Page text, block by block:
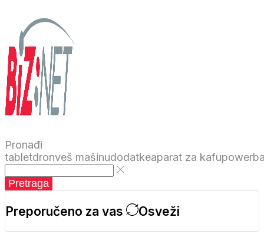
Pronađi
tabletdronveš mašinudodatkeaparat za kafu
Pretraga
Preporučeno za vas Osveži